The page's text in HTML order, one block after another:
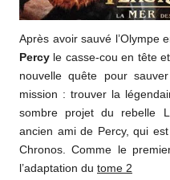
Après avoir sauvé l’Olympe
Percy le casse-cou en tête
nouvelle quête pour
mission : trouver la
sombre projet du rebelle
ancien ami de Percy, qui
Chronos. Comme le
l’adaptation du tome 2